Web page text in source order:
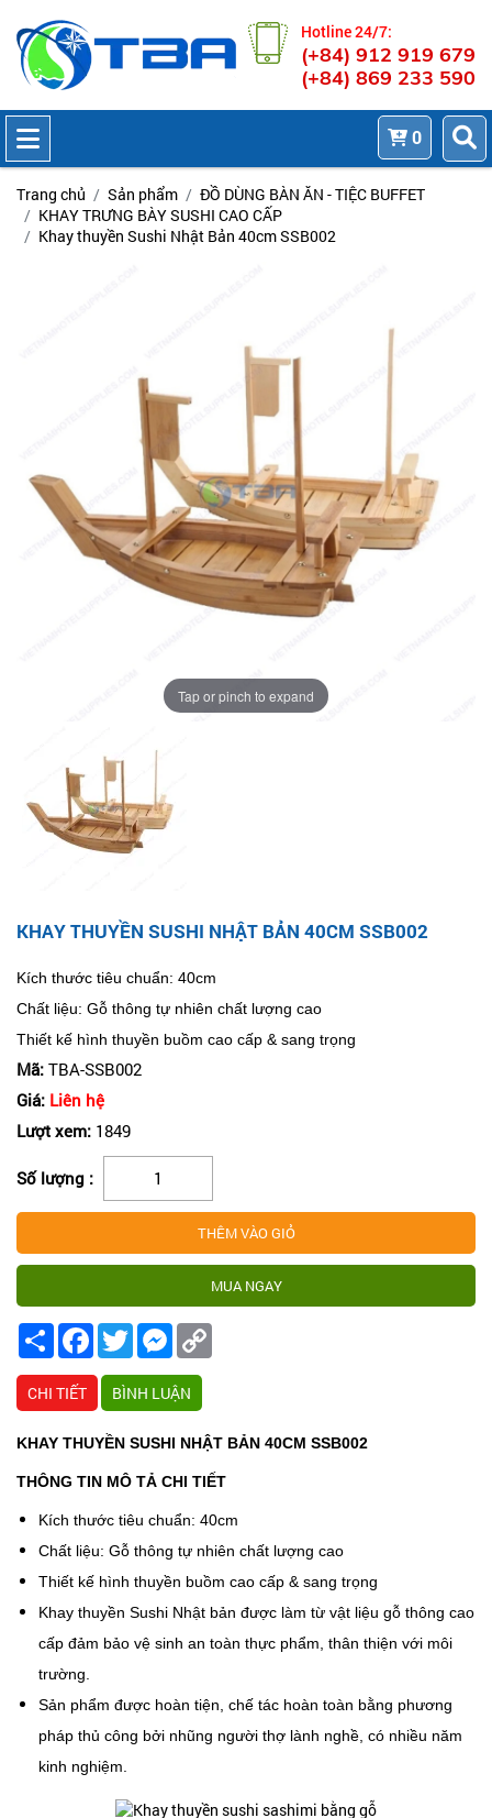
Hotline 24/7:
(+84) 912 919 679
(+84) 869 233 590
0
Trang chủ Sản phẩm
ĐỒ DÙNG BÀN ĂN - TIỆC BUFFET
KHAY TRƯNG BÀY SUSHI CAO CẤP
Khay thuyền Sushi Nhật Bản 40cm SSB002
Tap or pinch to expand
KHAY THUYỀN SUSHI NHẬT BẢN 40CM SSB002
Kích thước tiêu chuẩn: 40cm
Chất liệu: Gỗ thông tự nhiên chất lượng cao
Thiết kế hình thuyền buồm cao cấp & sang trọng
Mã: TBA-SSB002
Giá: Liên hệ
Lượt xem: 1849
Số lượng :
Share FacebookTwitterMessenger
CHI TIẾT BÌNH LUẬN
KHAY THUYỀN SUSHI NHẬT BẢN 40CM SSB002
THÔNG TIN MÔ TẢ CHI TIẾT
Kích thước tiêu chuẩn: 40cm
Chất liệu: Gỗ thông tự nhiên chất lượng cao
Thiết kế hình thuyền buồm cao cấp & sang trọng
Khay thuyền Sushi Nhật bản được làm từ vật liệu gỗ thông cao
cấp đảm bảo vệ sinh an toàn thực phẩm, thân thiện với môi
trường.
Sản phẩm được hoàn tiện, chế tác hoàn toàn bằng phương
pháp thủ công bởi nhũng người thợ lành nghề, có nhiều năm
kinh nghiệm.